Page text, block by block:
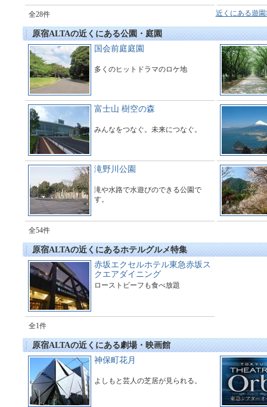
全28件 近くにある遊
原宿ALTAの近くにある公園・庭園
国会前庭庭園
多くのヒットドラマのロケ地
富士山 樹空の森
みんなをつなぐ。未来につなぐ。
滝野川公園
滝や水路で水遊びのできる公園で
す。
全54件
原宿ALTAの近くにあるホテルグルメ特集
赤坂エクセルホテル東急赤坂ス
クエアダイニング
ローストビーフも食べ放題
全1件
原宿ALTAの近くにある劇場・映画館
神保町花月
よしもと芸人の芝居が見られる。